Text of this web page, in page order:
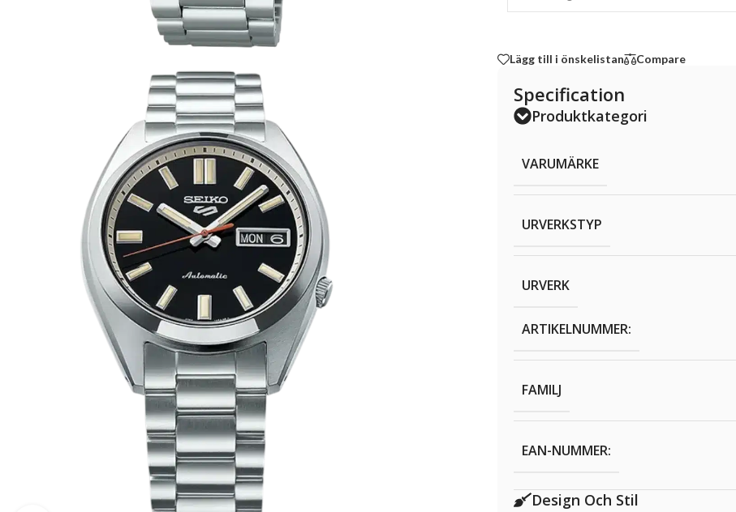
Lägg till i önskelistan Compare
Specification
Produktkategori
VARUMÄRKE
URVERKSTYP
URVERK
ARTIKELNUMMER:
FAMILJ
EAN-NUMMER:
Design Och Stil